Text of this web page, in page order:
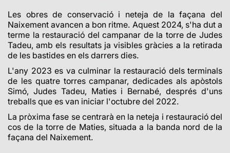
Les obres de conservació i neteja de la façana del
Naixement avancen a bon ritme. Aquest 2024, s'ha dut a
terme la restauració del campanar de la torre de Judes
Tadeu, amb els resultats ja visibles gràcies a la retirada
de les bastides en els darrers dies.
L'any 2023 es va culminar la restauració dels terminals
de les quatre torres campanar, dedicades als apòstols
Simó, Judes Tadeu, Maties i Bernabé, després d'uns
treballs que es van iniciar l'octubre del 2022.
La pròxima fase se centrarà en la neteja i restauració del
cos de la torre de Maties, situada a la banda nord de la
façana del Naixement.